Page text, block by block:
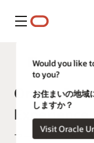
メニュー
Would you like
to you?
お住まいの地域
しますか？
Fusion Applications
Oracle
Experience
マーケティング、